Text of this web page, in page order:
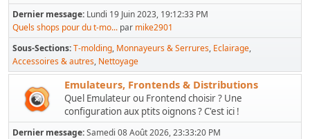
Dernier message: Lundi 19 Juin 2023, 19:12:33 PM
Quels shops pour du t-mo... par mike2901
Sous-Sections T-molding Monnayeurs & Serrures Eclairage
Accessoires & autres Nettoyage
Emulateurs, Frontends & Distributions
Quel Emulateur ou Frontend choisir ? Une
configuration aux ptits oignons ? C'est ici !
Dernier message:Samedi 08 Août 2026, 23:33:20 PM